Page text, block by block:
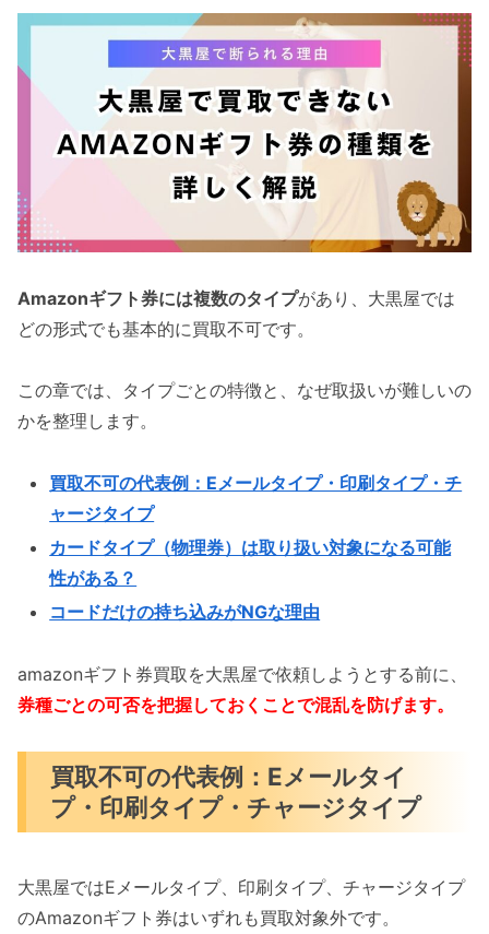
Amazonギフト券には複数のタイプがあり、大黒屋では
どの形式でも基本的に買取不可です。
この章では、タイプごとの特徴と、なぜ取扱いが難しいの
かを整理します。
買取不可の代表例：Eメールタイプ・印刷タイプ・チ
ャージタイプ
カードタイプ（物理券）は取り扱い対象になる可能
性がある？
コードだけの持ち込みがNGな理由
amazonギフト券買取を大黒屋で依頼しようとする前に、
券種ごとの可否を把握しておくことで混乱を防げます。
買取不可の代表例：Eメールタイ
プ・印刷タイプ・チャージタイプ
大黒屋ではEメールタイプ、印刷タイプ、チャージタイプ
のAmazonギフト券はいずれも買取対象外です。